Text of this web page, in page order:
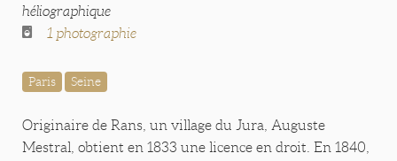
héliographique
1 photographie
Paris Seine
Originaire de Rans, un village du Jura, Auguste
Mestral, obtient en 1833 une licence en droit. En 1840,